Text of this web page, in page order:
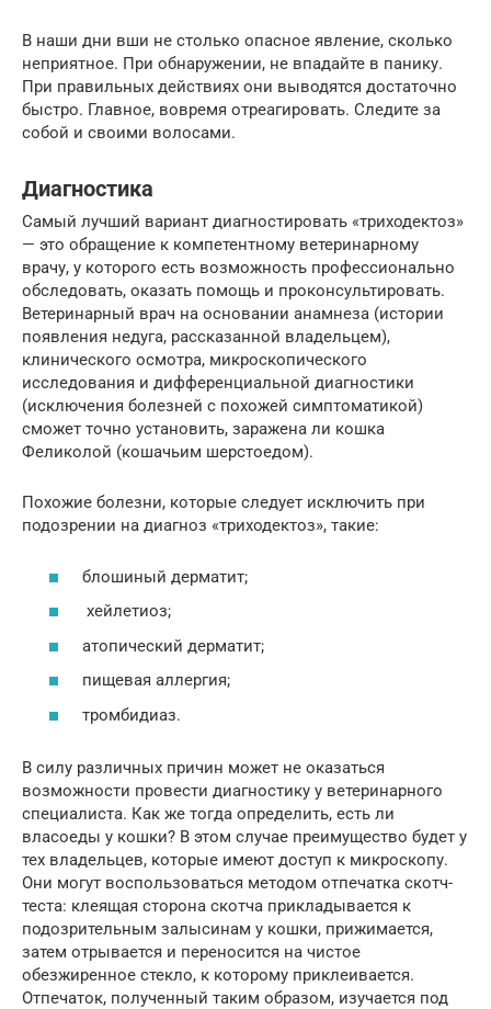
В наши дни вши не столько опасное явление, сколько
неприятное. При обнаружении, не впадайте в панику.
При правильных действиях они выводятся достаточно
быстро. Главное, вовремя отреагировать. Следите за
собой и своими волосами.
Диагностика
Самый лучший вариант диагностировать «триходектоз»
— это обращение к компетентному ветеринарному
врачу, у которого есть возможность профессионально
обследовать, оказать помощь и проконсультировать.
Ветеринарный врач на основании анамнеза (истории
появления недуга, рассказанной владельцем),
клинического осмотра, микроскопического
исследования и дифференциальной диагностики
(исключения болезней с похожей симптоматикой)
сможет точно установить, заражена ли кошка
Феликолой (кошачьим шерстоедом).
Похожие болезни, которые следует исключить при
подозрении на диагноз «триходектоз», такие:
блошиный дерматит;
хейлетиоз;
атопический дерматит;
пищевая аллергия;
тромбидиаз.
В силу различных причин может не оказаться
возможности провести диагностику у ветеринарного
специалиста. Как же тогда определить, есть ли
власоеды у кошки? В этом случае преимущество будет у
тех владельцев, которые имеют доступ к микроскопу.
Они могут воспользоваться методом отпечатка скотч-
теста: клеящая сторона скотча прикладывается к
подозрительным залысинам у кошки, прижимается,
затем отрывается и переносится на чистое
обезжиренное стекло, к которому приклеивается.
Отпечаток, полученный таким образом, изучается под